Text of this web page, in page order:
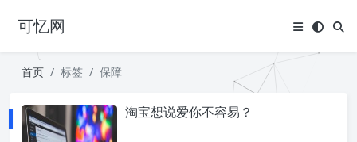
可忆网
首页 标签 保障
淘宝想说爱你不容易？